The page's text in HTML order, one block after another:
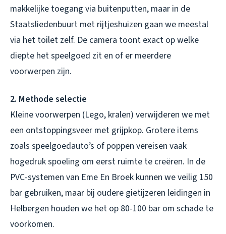
makkelijke toegang via buitenputten, maar in de
Staatsliedenbuurt met rijtjeshuizen gaan we meestal
via het toilet zelf. De camera toont exact op welke
diepte het speelgoed zit en of er meerdere
voorwerpen zijn.
2. Methode selectie
Kleine voorwerpen (Lego, kralen) verwijderen we met
een ontstoppingsveer met grijpkop. Grotere items
zoals speelgoedauto’s of poppen vereisen vaak
hogedruk spoeling om eerst ruimte te creëren. In de
PVC-systemen van Eme En Broek kunnen we veilig 150
bar gebruiken, maar bij oudere gietijzeren leidingen in
Helbergen houden we het op 80-100 bar om schade te
voorkomen.